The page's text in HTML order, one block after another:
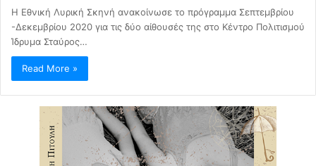
Η Εθνική Λυρική Σκηνή ανακοίνωσε το πρόγραμμα Σεπτεμβρίου
-Δεκεμβρίου 2020 για τις δύο αίθουσές της στο Κέντρο Πολιτισμού
Ίδρυμα Σταύρος…
Read More »